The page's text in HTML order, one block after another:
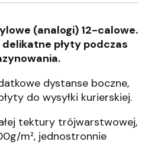
(analogi) 12-calowe.
płyty podczas
dystanse boczne,
do wysyłki kurierskiej.
tektury trójwarstwowej,
m², jednostronnie